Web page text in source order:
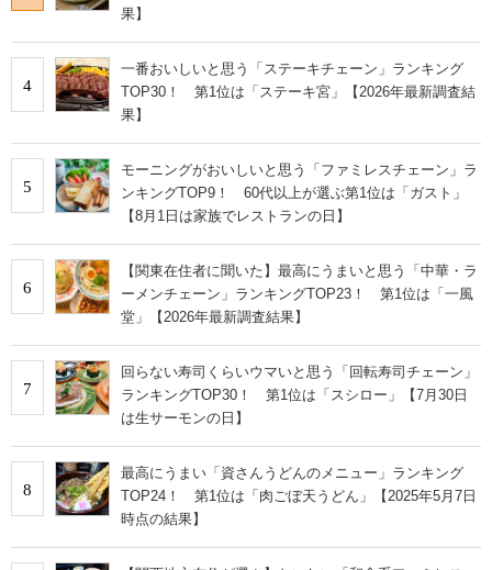
果】
4
一番おいしいと思う「ステーキチェーン」ランキング
TOP30！ 第1位は「ステーキ宮」【2026年最新調査結
果】
5
モーニングがおいしいと思う「ファミレスチェーン」ラ
ンキングTOP9！ 60代以上が選ぶ第1位は「ガスト」
【8月1日は家族でレストランの日】
6
【関東在住者に聞いた】最高にうまいと思う「中華・ラ
ーメンチェーン」ランキングTOP23！ 第1位は「一風
堂」【2026年最新調査結果】
7
回らない寿司くらいウマいと思う「回転寿司チェーン」
ランキングTOP30！ 第1位は「スシロー」【7月30日
は生サーモンの日】
8
最高にうまい「資さんうどんのメニュー」ランキング
TOP24！ 第1位は「肉ごぼ天うどん」【2025年5月7日
時点の結果】